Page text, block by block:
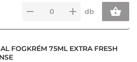
db
FOGKRÉM 75ML EXTRA FRESH